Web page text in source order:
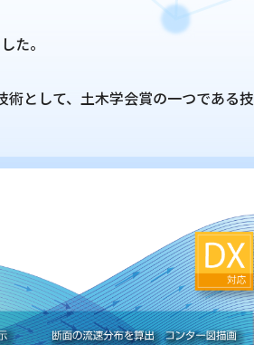
た。
として、土木学会賞の一つである技